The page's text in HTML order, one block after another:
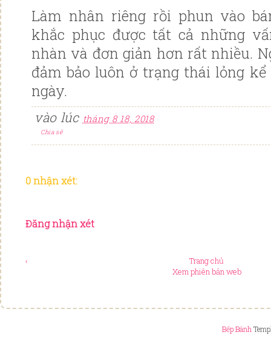
Làm nhân riêng rồi phun vào
khắc phục được tất cả những
nhàn và đơn giản hơn rất nhiều.
đảm bảo luôn ở trạng thái lỏng
ngày.
vào lúc tháng 8 18, 2018
Chia sẻ
0 nhận xét:
Đăng nhận xét
‹
Trang chủ
Xem phiên bản web
Bếp Bánh